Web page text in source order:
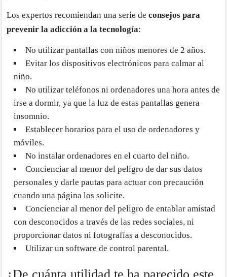
Los expertos recomiendan una serie deconsejos para
prevenir la adicción a la tecnología:
No utilizar pantallas con niños menores de 2 años.
Evitar los dispositivos electrónicos para calmar al
niño.
No utilizar teléfonos ni ordenadores una hora antes de
irse a dormir, ya que la luz de estas pantallas genera
insomnio.
Establecer horarios para el uso de ordenadores y
móviles.
No instalar ordenadores en el cuarto del niño.
Concienciar al menor del peligro de dar sus datos
personales y darle pautas para actuar con precaución
cuando una página los solicite.
Concienciar al menor del peligro de entablar amistad
con desconocidos a través de las redes sociales, ni
proporcionar datos ni fotografías a desconocidos.
Utilizar un software de control parental.